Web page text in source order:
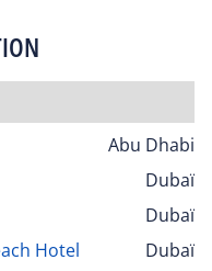
Abu Dhabi
Dubaï
Dubaï
Hotel
Dubaï